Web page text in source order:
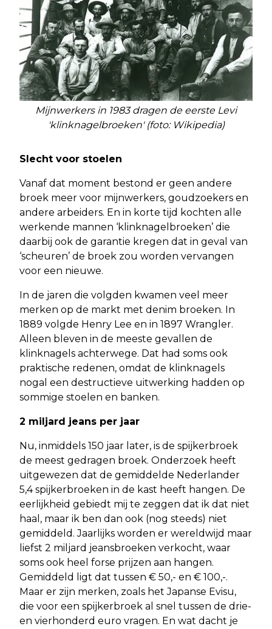
Mijnwerkers in 1983 dragen de eerste Levi
'klinknagelbroeken' (foto: Wikipedia)
Slecht voor stoelen
Vanaf dat moment bestond er geen andere
broek meer voor mijnwerkers, goudzoekers en
andere arbeiders. En in korte tijd kochten alle
werkende mannen ‘klinknagelbroeken’ die
daarbij ook de garantie kregen dat in geval van
‘scheuren’ de broek zou worden vervangen
voor een nieuwe.
In de jaren die volgden kwamen veel meer
merken op de markt met denim broeken. In
1889 volgde Henry Lee en in 1897 Wrangler.
Alleen bleven in de meeste gevallen de
klinknagels achterwege. Dat had soms ook
praktische redenen, omdat de klinknagels
nogal een destructieve uitwerking hadden op
sommige stoelen en banken.
2 miljard jeans per jaar
Nu, inmiddels 150 jaar later, is de spijkerbroek
de meest gedragen broek. Onderzoek heeft
uitgewezen dat de gemiddelde Nederlander
5,4 spijkerbroeken in de kast heeft hangen. De
eerlijkheid gebiedt mij te zeggen dat ik dat niet
haal, maar ik ben dan ook (nog steeds) niet
gemiddeld. Jaarlijks worden er wereldwijd maar
liefst 2 miljard jeansbroeken verkocht, waar
soms ook heel forse prijzen aan hangen.
Gemiddeld ligt dat tussen € 50,- en € 100,-.
Maar er zijn merken, zoals het Japanse Evisu,
die voor een spijkerbroek al snel tussen de drie-
en vierhonderd euro vragen. En wat dacht je